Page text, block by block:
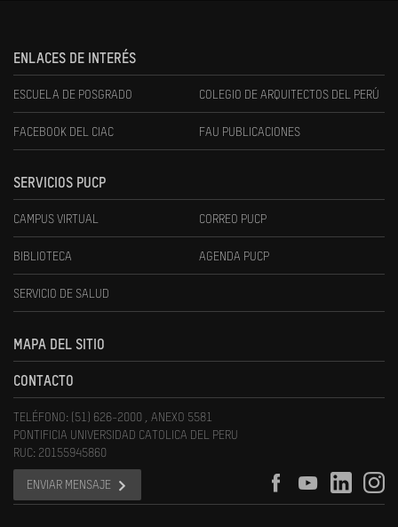
ENLACES DE INTERÉS
ESCUELA DE POSGRADO COLEGIO DE ARQUITECTOS DEL PERÚ
FACEBOOK DEL CIAC FAU PUBLICACIONES
SERVICIOS PUCP
CAMPUS VIRTUAL CORREO PUCP
BIBLIOTECA AGENDA PUCP
SERVICIO DE SALUD
MAPA DEL SITIO
CONTACTO
TELÉFONO: (51) 626-2000 , ANEXO 5581
PONTIFICIA UNIVERSIDAD CATOLICA DEL PERU
RUC: 20155945860
ENVIAR MENSAJE